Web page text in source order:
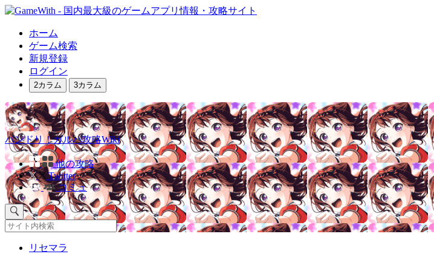
ホーム
ゲーム検索
新規登録
ログイン
2カラム 3カラム
バンドリ！ガルパ攻略Wiki
他の攻略
Twitter
コミュ
リセマラ